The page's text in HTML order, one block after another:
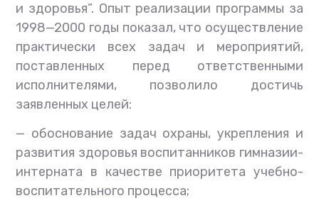
и здоровья”. Опыт реализации программы за
1998—2000 годы показал, что осуществление
практически всех задач и мероприятий,
поставленных перед ответственными
исполнителями, позволило достичь
заявленных целей:
— обоснование задач охраны, укрепления и
развития здоровья воспитанников гимназии-
интерната в качестве приоритета учебно-
воспитательного процесса;